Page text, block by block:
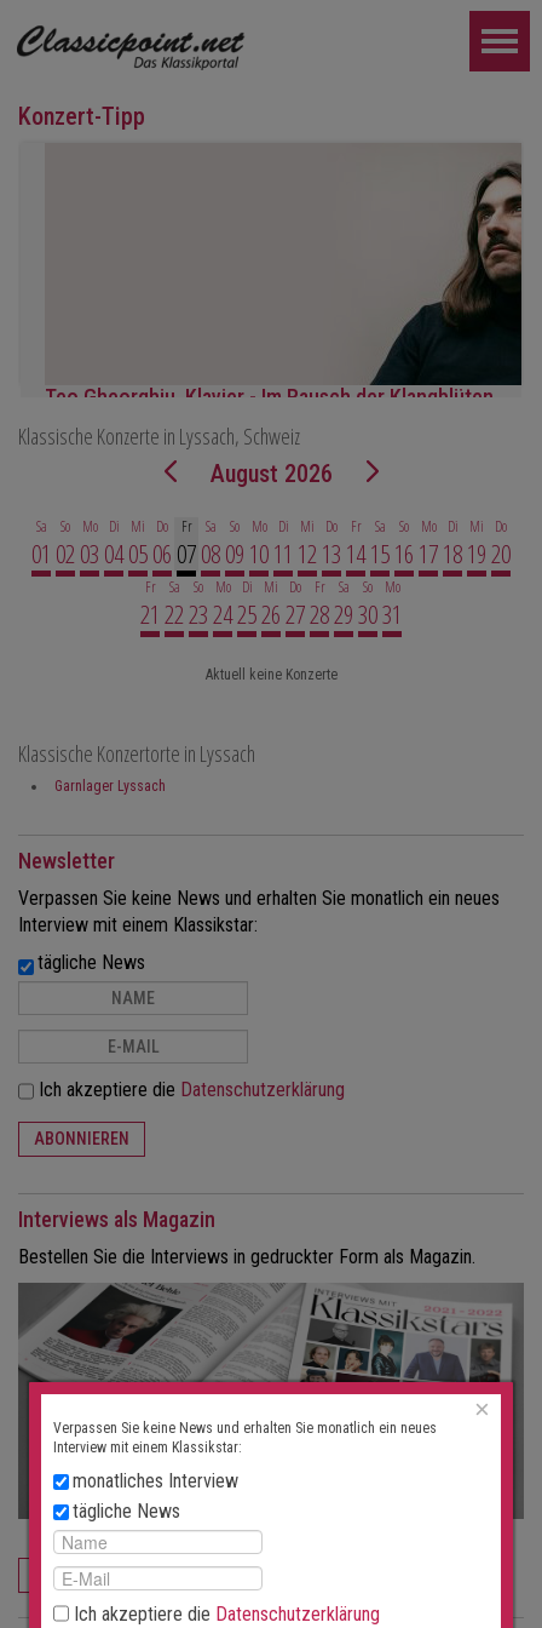
Konzert-Tipp
Teo Gheorghiu, Klavier - Im Rausch der Klangblüten
Klavierrezital
Samstag 29.08.2026, 17:30 im Hotel Restaurant Hammer
Klassische Konzerte in Lyssach, Schweiz
August 2026
Sa
01
So
02
Mo
03
Di
04
Mi
05
Do
06
Fr
07
Sa
08
So
09
Mo
10
Di
11
Mi
12
Do
13
Fr
14
Sa
15
So
16
Mo
17
Di
18
Mi
19
Do
20
Fr
21
Sa
22
So
23
Mo
24
Di
25
Mi
26
Do
27
Fr
28
Sa
29
So
30
Mo
31
Aktuell keine Konzerte
Klassische Konzertorte in Lyssach
Garnlager Lyssach
Newsletter
Verpassen Sie keine News und erhalten Sie monatlich ein neues
Interview mit einem Klassikstar:
tägliche News
Ich akzeptiere die Datenschutzerklärung
ABONNIEREN
Interviews als Magazin
Bestellen Sie die Interviews in gedruckter Form als Magazin.
JETZT BESTELLEN
×
Verpassen Sie keine News und erhalten Sie monatlich ein neues
Interview mit einem Klassikstar:
monatliches Interview
tägliche News
Ich akzeptiere die Datenschutzerklärung